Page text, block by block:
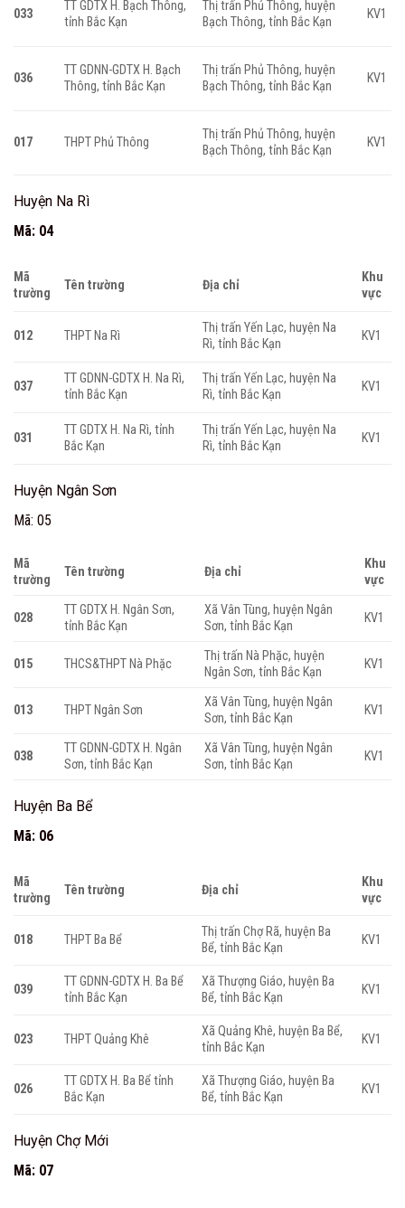
033
TT GDTX H. Bạch Thông,
tỉnh Bắc Kạn
Thị trấn Phủ Thông, huyện
Bạch Thông, tỉnh Bắc Kạn
KV1
036
TT GDNN-GDTX H. Bạch
Thông, tỉnh Bắc Kạn
Thị trấn Phủ Thông, huyện
Bạch Thông, tỉnh Bắc Kạn
KV1
017 THPT Phủ Thông
Thị trấn Phủ Thông, huyện
Bạch Thông, tỉnh Bắc Kạn
KV1
Huyện Na Rì
Mã: 04
Mã
trường
Tên trường Địa chỉ
Khu
vực
012 THPT Na Rì
Thị trấn Yến Lạc, huyện Na
Rì, tỉnh Bắc Kạn
KV1
037
TT GDNN-GDTX H. Na Rì,
tỉnh Bắc Kạn
Thị trấn Yến Lạc, huyện Na
Rì, tỉnh Bắc Kạn
KV1
031
TT GDTX H. Na Rì, tỉnh
Bắc Kạn
Thị trấn Yến Lạc, huyện Na
Rì, tỉnh Bắc Kạn
KV1
Huyện Ngân Sơn
Mã: 05
Mã
trường
Tên trường Địa chỉ
Khu
vực
028
TT GDTX H. Ngân Sơn,
tỉnh Bắc Kạn
Xã Vân Tùng, huyện Ngân
Sơn, tỉnh Bắc Kạn
KV1
015 THCS&THPT Nà Phặc
Thị trấn Nà Phặc, huyện
Ngân Sơn, tỉnh Bắc Kạn
KV1
013 THPT Ngân Sơn
Xã Vân Tùng, huyện Ngân
Sơn, tỉnh Bắc Kạn
KV1
038
TT GDNN-GDTX H. Ngân
Sơn, tỉnh Bắc Kạn
Xã Vân Tùng, huyện Ngân
Sơn, tỉnh Bắc Kạn
KV1
Huyện Ba Bể
Mã: 06
Mã
trường
Tên trường Địa chỉ
Khu
vực
018 THPT Ba Bể
Thị trấn Chợ Rã, huyện Ba
Bể, tỉnh Bắc Kạn
KV1
039
TT GDNN-GDTX H. Ba Bể
tỉnh Bắc Kạn
Xã Thượng Giáo, huyện Ba
Bể, tỉnh Bắc Kạn
KV1
023 THPT Quảng Khê
Xã Quảng Khê, huyện Ba Bể,
tỉnh Bắc Kạn
KV1
026
TT GDTX H. Ba Bể tỉnh
Bắc Kạn
Xã Thượng Giáo, huyện Ba
Bể, tỉnh Bắc Kạn
KV1
Huyện Chợ Mới
Mã: 07